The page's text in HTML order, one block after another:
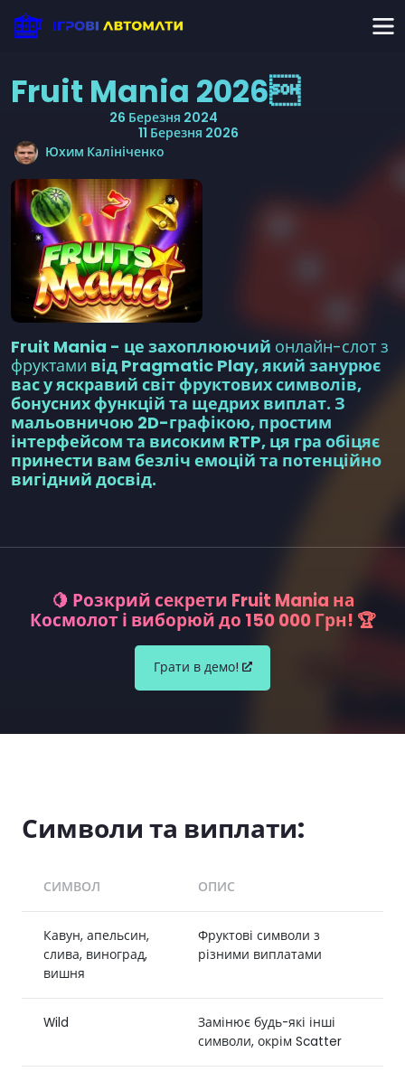
Fruit Mania 2026
26 Березня 2024
11 Березня 2026
Юхим Калініченко
Fruit Mania - це захоплюючий онлайн-слот з
фруктами від Pragmatic Play, який занурює
вас у яскравий світ фруктових символів,
бонусних функцій та щедрих виплат. З
мальовничою 2D-графікою, простим
інтерфейсом та високим RTP, ця гра обіцяє
принести вам безліч емоцій та потенційно
вигідний досвід.
🍋 Розкрий секрети Fruit Mania на
Космолот і виборюй до 150 000 Грн! 🏆
Грати в демо!
Символи та виплати:
СИМВОЛ ОПИС
Кавун, апельсин,
слива, виноград,
вишня
Фруктові символи з
різними виплатами
Wild
Замінює будь-які інші
символи, окрім Scatter